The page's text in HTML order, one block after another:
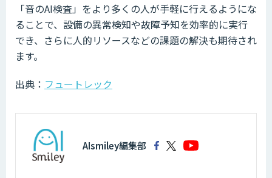
「音のAI検査」をより多くの人が手軽に行えるようにな
ることで、設備の異常検知や故障予知を効率的に実行
でき、さらに人的リソースなどの課題の解決も期待され
ます。
出典： フュートレック
AIsmiley編集部